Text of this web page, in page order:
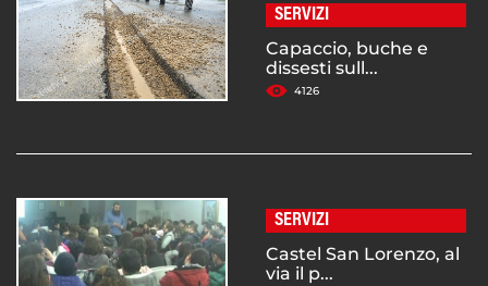
SERVIZI
Capaccio, buche e
dissesti sull...
4126
SERVIZI
Castel San Lorenzo, al
via il p...